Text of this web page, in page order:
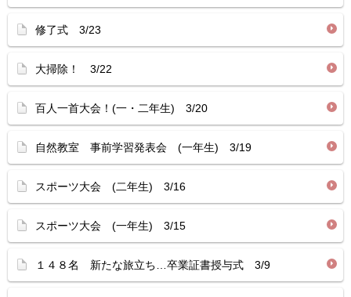
修了式 3/23
大掃除！ 3/22
百人一首大会！(一・二年生) 3/20
自然教室 事前学習発表会 (一年生) 3/19
スポーツ大会 (二年生) 3/16
スポーツ大会 (一年生) 3/15
１４８名 新たな旅立ち…卒業証書授与式 3/9